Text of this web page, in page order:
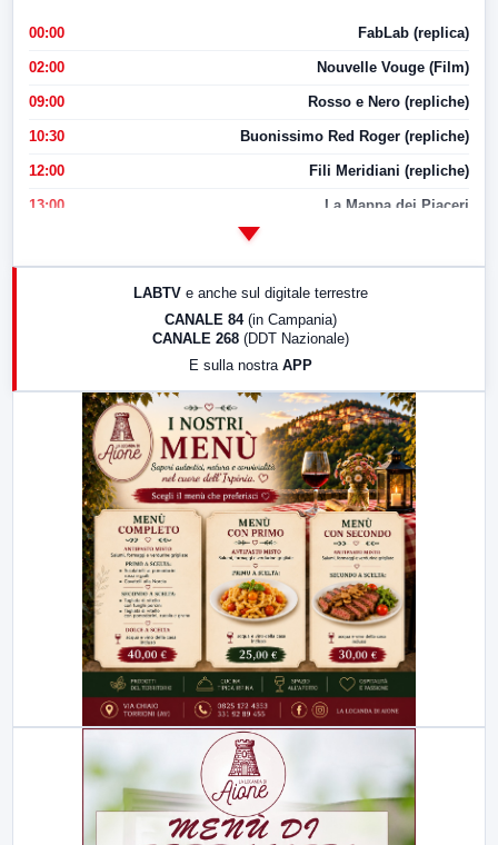
00:00 FabLab (replica)
02:00 Nouvelle Vouge (Film)
09:00 Rosso e Nero (repliche)
10:30 Buonissimo Red Roger (repliche)
12:00 Fili Meridiani (repliche)
13:00 La Mappa dei Piaceri
LabNews (replica)
LABTV e anche sul digitale terrestre
CANALE 84 (in Campania)
CANALE 268 (DDT Nazionale)
E sulla nostra APP